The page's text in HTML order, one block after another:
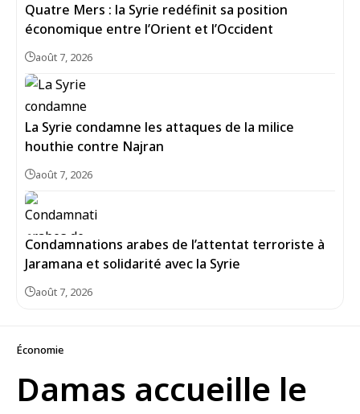
Quatre Mers : la Syrie redéfinit sa position
économique entre l’Orient et l’Occident
août 7, 2026
La Syrie condamne les attaques de la milice
houthie contre Najran
août 7, 2026
Condamnations arabes de l’attentat terroriste à
Jaramana et solidarité avec la Syrie
août 7, 2026
Économie
Damas accueille le